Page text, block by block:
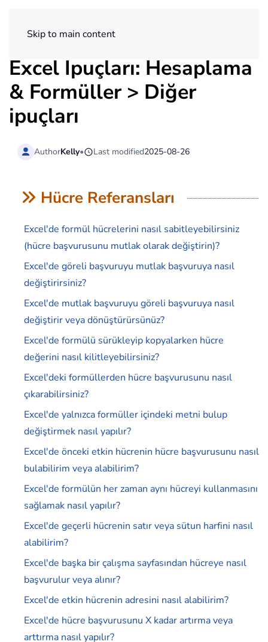
Skip to main content
Excel İpuçları: Hesaplama
& Formüller > Diğer
ipuçları
AuthorKelly• Last modified2025-08-26
Hücre Referansları
Excel'de formül hücrelerini nasıl sabitleyebilirsiniz
(hücre başvurusunu mutlak olarak değiştirin)?
Excel'de göreli başvuruyu mutlak başvuruya nasıl
değiştirirsiniz?
Excel'de mutlak başvuruyu göreli başvuruya nasıl
değiştirir veya dönüştürürsünüz?
Excel'de formülü sürükleyip kopyalarken hücre
değerini nasıl kilitleyebilirsiniz?
Excel'deki formüllerden hücre başvurusunu nasıl
çıkarabilirsiniz?
Excel'de yalnızca formüller içindeki metni bulup
değiştirmek nasıl yapılır?
Excel'de önceki etkin hücrenin hücre başvurusunu nasıl
bulabilirim veya alabilirim?
Excel'de formülün her zaman aynı hücreyi kullanmasını
sağlamak nasıl yapılır?
Excel'de geçerli hücrenin satır veya sütun harfini nasıl
alabilirim?
Excel'de başka bir çalışma sayfasından hücreye nasıl
başvurulur veya alınır?
Excel'de etkin hücrenin adresini nasıl alabilirim?
Excel'de hücre başvurusunu X kadar artırma veya
arttırma nasıl yapılır?